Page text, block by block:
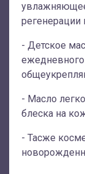
регенерации
- Детское
- Масло
блеска на
- Тасже